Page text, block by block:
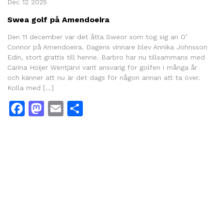
Dec 12 2025
Swea golf på Amendoeira
Den 11 december var det åtta Sweor som tog sig an O’
Connor på Amendoeira. Dagens vinnare blev Annika Johnsson
Edin, stort grattis till henne. Barbro har nu tillsammans med
Carina Höijer Wentjärvi varit ansvarig för golfen i många år
och känner att nu är det dags för någon annan att ta över.
Kolla med […]
Facebook
Mastodon
Email